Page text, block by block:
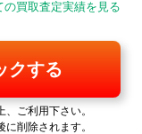
の買取査定実績を見る
クする
、ご利用下さい。
削除されます。